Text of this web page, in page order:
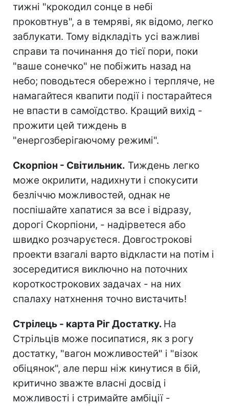
тижні "крокодил сонце в небі
проковтнув", а в темряві, як відомо, легко
заблукати. Тому відкладіть усі важливі
справи та починання до тієї пори, поки
"ваше сонечко" не побіжить назад на
небо; поводьтеся обережно і терпляче, не
намагайтеся квапити події і постарайтеся
не впасти в самоїдство. Кращий вихід -
прожити цей тиждень в
"енергозберігаючому режимі".
Скорпіон - Світильник. Тиждень легко
може окрилити, надихнути і спокусити
безліччю можливостей, однак не
поспішайте хапатися за все і відразу,
дорогі Скорпіони, - надірветеся або
швидко розчаруєтеся. Довгострокові
проекти взагалі варто відкласти на потім і
зосередитися виключно на поточних
короткострокових задачах - на них
спалаху натхнення точно вистачить!
Стрілець - карта Ріг Достатку. На
Стрільців може посипатися, як з рогу
достатку, "вагон можливостей" і "візок
обіцянок", але перш ніж кинутися в бій,
критично зважте власні досвід і
можливості і стримайте амбіції -